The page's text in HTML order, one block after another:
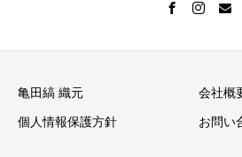
亀田縞 織元
会社概
個人情報保護方針
お問い